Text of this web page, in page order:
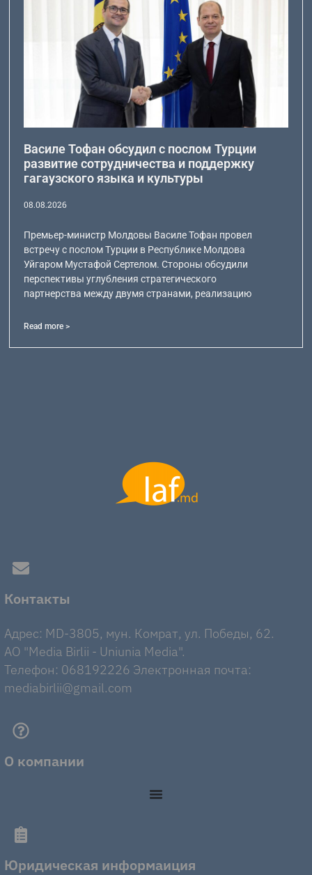
Василе Тофан обсудил с послом Турции
развитие сотрудничества и поддержку
гагаузского языка и культуры
08.08.2026
Премьер-министр Молдовы Василе Тофан провел
встречу с послом Турции в Республике Молдова
Уйгаром Мустафой Сертелом. Стороны обсудили
перспективы углубления стратегического
партнерства между двумя странами, реализацию
Read more >
Контакты
Адрес: MD-3805, мун. Комрат, ул. Победы, 62.
AO "Media Birlii - Uniunia Media".
Телефон: 068192226 Электронная почта:
mediabirlii@gmail.com
О компании
Юридическая информаиция